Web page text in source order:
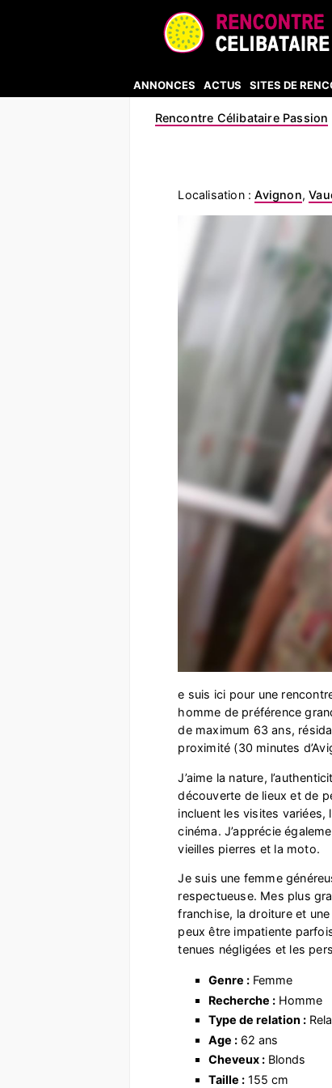
ANNONCES ACTUS SITES DE
Rencontre Célibataire Passion
Localisation :Avignon,
e suis ici pour une
homme de préférence
de maximum 63 ans,
proximité (30 minutes
J’aime la nature,
découverte de lieux et de
incluent les visites variées,
cinéma. J’apprécie
vieilles pierres et la moto.
Je suis une femme
respectueuse. Mes plus
franchise, la droiture et
peux être impatiente
tenues négligées et les
Genre :Femme
Recherche :Homme
Type de relation :
Age :62 ans
Cheveux :Blonds
Taille :155 cm